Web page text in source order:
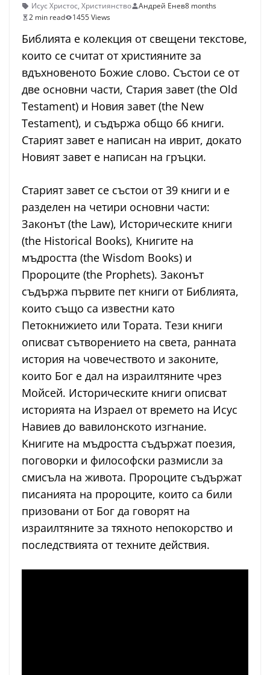
Исус Христос, Християнство Андрей Енев8 months
2 min read
1455 Views
Библията е колекция от свещени текстове,
които се считат от християните за
вдъхновеното Божие слово. Състои се от
две основни части, Стария завет (the Old
Testament) и Новия завет (the New
Testament), и съдържа общо 66 книги.
Старият завет е написан на иврит, докато
Новият завет е написан на гръцки.
Старият завет се състои от 39 книги и е
разделен на четири основни части:
Законът (the Law), Историческите книги
(the Historical Books), Книгите на
мъдростта (the Wisdom Books) и
Пророците (the Prophets). Законът
съдържа първите пет книги от Библията,
които също са известни като
Петокнижието или Тората. Тези книги
описват сътворението на света, ранната
история на човечеството и законите,
които Бог е дал на израилтяните чрез
Мойсей. Историческите книги описват
историята на Израел от времето на Исус
Навиев до вавилонското изгнание.
Книгите на мъдростта съдържат поезия,
поговорки и философски размисли за
смисъла на живота. Пророците съдържат
писанията на пророците, които са били
призовани от Бог да говорят на
израилтяните за тяхното непокорство и
последствията от техните действия.